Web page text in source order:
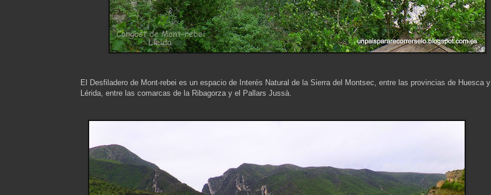
El Desfiladero de Mont-rebei es un espacio de Interés Natural de la Sierra del Montsec, entre las provincias de Huesca y
Lérida, entre las comarcas de la Ribagorza y el Pallars Jussà.